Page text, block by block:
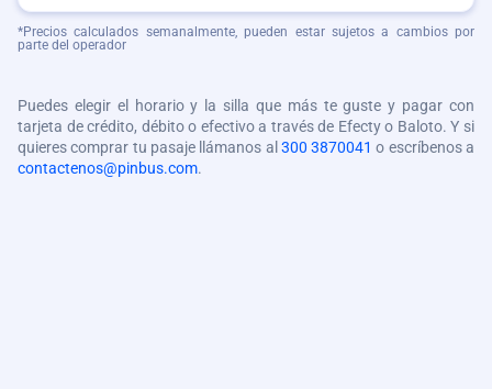
*Precios calculados semanalmente, pueden estar sujetos a cambios por
parte del operador
Puedes elegir el horario y la silla que más te guste y pagar con
tarjeta de crédito, débito o efectivo a través de Efecty o Baloto. Y si
quieres comprar tu pasaje llámanos al 300 3870041 o escríbenos a
contactenos@pinbus.com.